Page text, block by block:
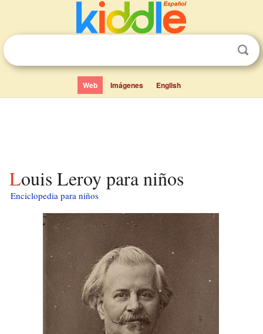
Web Imágenes English
Louis Leroy para niños
Enciclopedia para niños